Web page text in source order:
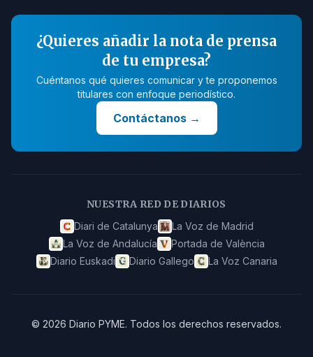
¿Quieres añadir la nota de prensa
de tu empresa?
Cuéntanos qué quieres comunicar y te proponemos
titulares con enfoque periodístico.
Contáctanos→
NUESTRA RED DE DIARIOS
Diari de Catalunya
La Voz de Madrid
La Voz de Andalucía
Portada de València
Diario Euskadi
Diario Gallego La Voz Canaria
© 2026 Diario PYME. Todos los derechos reservados.